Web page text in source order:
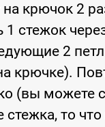
крючок 2
стежок
2
крючке).
(вы можете
стежка, то